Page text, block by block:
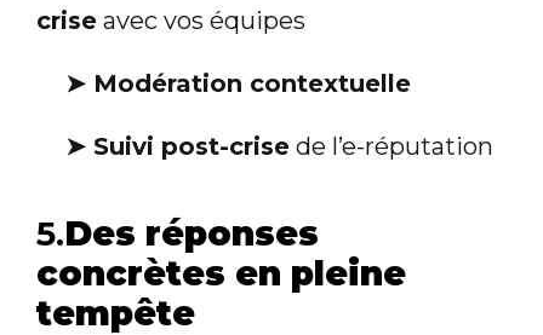
crise avec vos équipes
➤ Modération contextuelle
➤ Suivi post-crise de l’e-réputation
5.Des réponses
concrètes en pleine
tempête